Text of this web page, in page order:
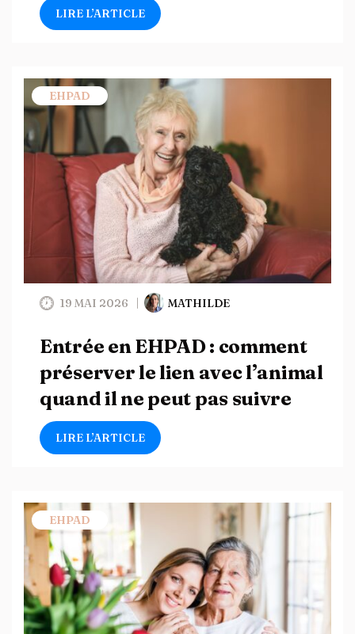
LIRE L’ARTICLE
EHPAD
19 MAI 2026 MATHILDE
Entrée en EHPAD : comment
préserver le lien avec l’animal
quand il ne peut pas suivre
LIRE L’ARTICLE
EHPAD